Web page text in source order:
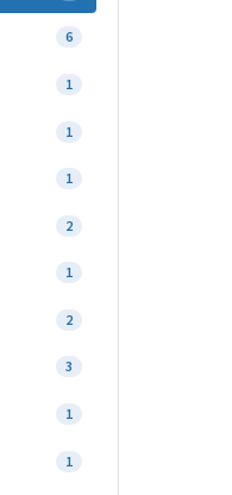
6
1
1
1
2
1
2
3
1
1